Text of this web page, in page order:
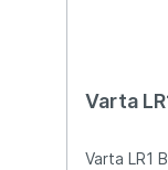
Varta
Varta LR1